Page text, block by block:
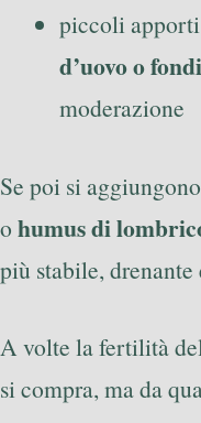
piccoli
d’uovo o
moderazione
Se poi si
o humus di
più stabile, drenante
A volte la fertilità
si compra, ma da